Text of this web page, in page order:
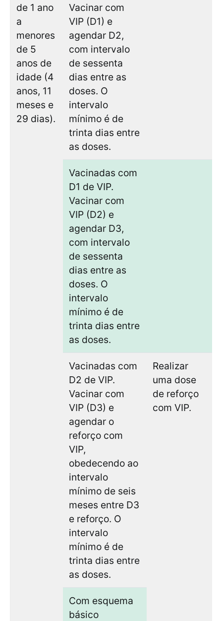
de 1 ano
a
menores
de 5
anos de
idade (4
anos, 11
meses e
29 dias).
Vacinar com
VIP (D1) e
agendar D2,
com intervalo
de sessenta
dias entre as
doses. O
intervalo
mínimo é de
trinta dias entre
as doses.
Vacinadas com
D1 de VIP.
Vacinar com
VIP (D2) e
agendar D3,
com intervalo
de sessenta
dias entre as
doses. O
intervalo
mínimo é de
trinta dias entre
as doses.
Vacinadas com
D2 de VIP.
Vacinar com
VIP (D3) e
agendar o
reforço com
VIP,
obedecendo ao
intervalo
mínimo de seis
meses entre D3
e reforço. O
intervalo
mínimo é de
trinta dias entre
as doses.
Realizar
uma dose
de reforço
com VIP.
Com esquema
básico